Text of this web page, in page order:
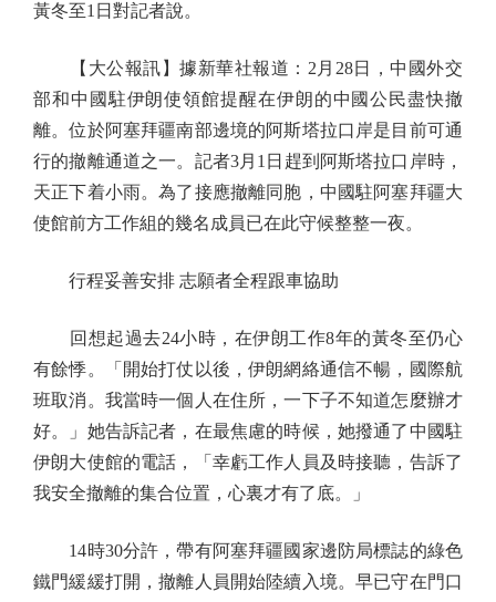
黃冬至1日對記者說。
【大公報訊】據新華社報道：2月28日，中國外交
部和中國駐伊朗使領館提醒在伊朗的中國公民盡快撤
離。位於阿塞拜疆南部邊境的阿斯塔拉口岸是目前可通
行的撤離通道之一。記者3月1日趕到阿斯塔拉口岸時，
天正下着小雨。為了接應撤離同胞，中國駐阿塞拜疆大
使館前方工作組的幾名成員已在此守候整整一夜。
行程妥善安排 志願者全程跟車協助
回想起過去24小時，在伊朗工作8年的黃冬至仍心
有餘悸。「開始打仗以後，伊朗網絡通信不暢，國際航
班取消。我當時一個人在住所，一下子不知道怎麼辦才
好。」她告訴記者，在最焦慮的時候，她撥通了中國駐
伊朗大使館的電話，「幸虧工作人員及時接聽，告訴了
我安全撤離的集合位置，心裏才有了底。」
14時30分許，帶有阿塞拜疆國家邊防局標誌的綠色
鐵門緩緩打開，撤離人員開始陸續入境。早已守在門口